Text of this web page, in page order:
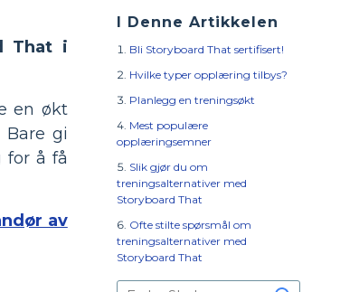
I Denne Artikkelen
Bli Storyboard That sertifisert!
Hvilke typer opplæring tilbys?
Planlegg en treningsøkt
Mest populære
opplæringsemner
Slik gjør du om
treningsalternativer med
Storyboard That
Ofte stilte spørsmål om
treningsalternativer med
Storyboard That
That i
en økt
Bare gi
for å få
av